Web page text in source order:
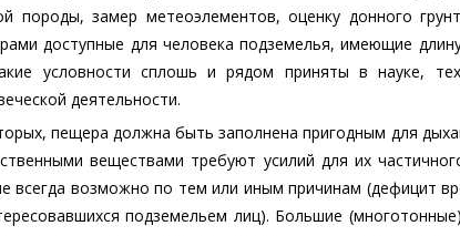
породы, замер метеоэлементов, оценку донного
доступные для человека подземелья, имеющие
условности сплошь и рядом приняты в науке,
деятельности.
пещера должна быть заполнена пригодным для
веществами требуют усилий для их
всегда возможно по тем или иным причинам (дефицит
подземельем лиц). Большие